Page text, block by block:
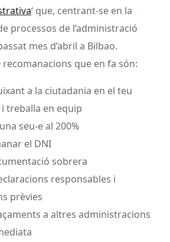
‘ que, centrant-se en la
processos de l’administració
mes d’abril a Bilbao.
recomanacions que en fa són:
a la ciutadania en el teu
treballa en equip
seu-e al 200%
el DNI
sobrera
responsables i
prèvies
a altres administracions